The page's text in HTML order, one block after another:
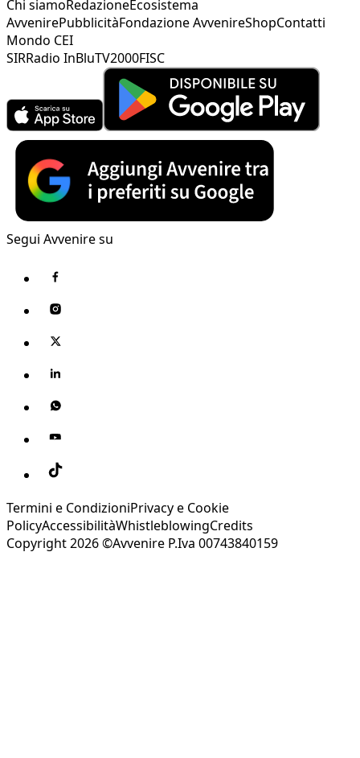
Chi siamoRedazioneEcosistema
AvvenirePubblicitàFondazione AvvenireShopContatti
Mondo CEI
SIRRadio InBluTV2000FISC
Segui Avvenire su
Termini e CondizioniPrivacy e Cookie
PolicyAccessibilitàWhistleblowingCredits
Copyright 2026 ©Avvenire P.Iva 00743840159